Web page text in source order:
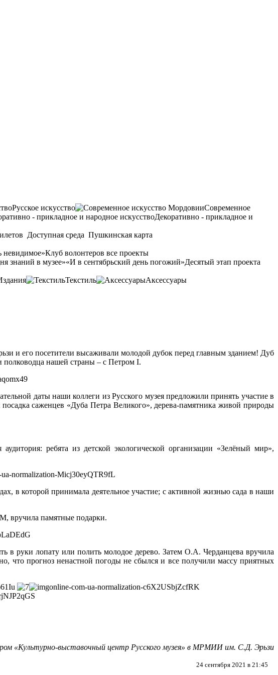
Русское искусство
Современное
Декоративно - прикладное и
Доступная среда Пушкинская карта
невидимое»Клуб волонтеров все проекты
знаний в музее»«И в сентябрьский день погожий»Десятый этап проекта
Текстиль Аксессуары
и его посетители высаживали молодой дубок перед главным зданием! Дуб
полководца нашей страны – с Петром I.
даты наши коллеги из Русского музея предложили принять участие в
саженцев «Дуба Петра Великого», дерева-памятника живой природы
ребята из детской экологической организации «Зелёный мир»,
в которой принимала деятельное участие; с активной жизнью сада в наши
вручила памятные подарки.
руки лопату или полить молодое дерево. Затем О.А. Черданцева вручила
что прогноз ненастной погоды не сбылся и все получили массу приятных
«Культурно-выставочный центр Русского музея» в МРМИИ им. С.Д. Эрьзи
24 сентября 2021 в 21:45